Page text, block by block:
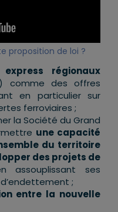
proposition de loi ?
régionaux
comme des offres
en particulier sur
ferroviaires ;
la Société du Grand
une capacité
du territoire
des projets de
assouplissant ses
;
entre la nouvelle